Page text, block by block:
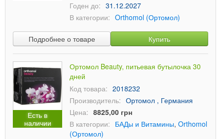
Годен до: 31.12.2027
В категории: Orthomol (Ортомол)
Подробнее о товаре Купить
Есть в
наличии
Ортомол Beauty, питьевая бутылочка 30
дней
Код товара: 2018232
Производитель: Ортомол , Германия
Цена: 8825,00 грн
В категории: БАДы и Витамины, Orthomol
(Ортомол)